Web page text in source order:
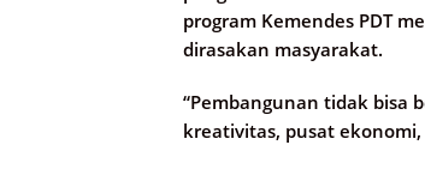
program Kemendes PDT
dirasakan masyarakat.
“Pembangunan tidak bisa
kreativitas, pusat